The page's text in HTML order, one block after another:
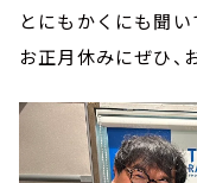
とにもかくにも聞
お正月休みにぜひ、